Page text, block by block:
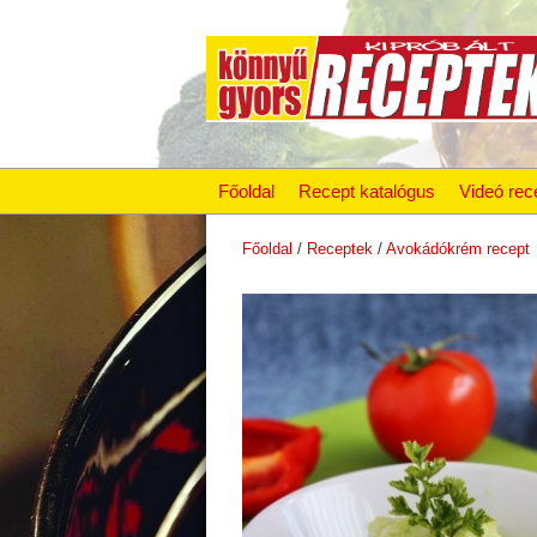
Főoldal Recept katalógus Videó
Főoldal / Receptek / Avokádókrém recept